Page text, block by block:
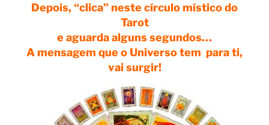
Depois, “clica” neste círculo místico do
Tarot
eaguarda alguns segundos…
A mensagem que o Universo tem para ti,
vai surgir!